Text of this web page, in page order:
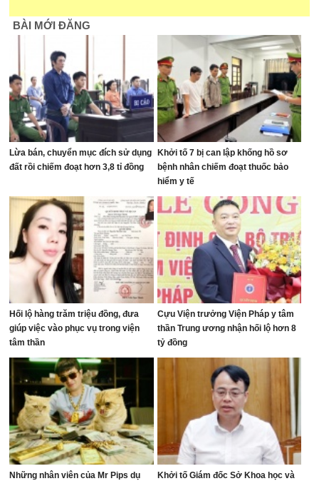
BÀI MỚI ĐĂNG
Lừa bán, chuyển mục đích sử dụng
đất rồi chiếm đoạt hơn 3,8 tỉ đồng
Khởi tố 7 bị can lập khống hồ sơ
bệnh nhân chiếm đoạt thuốc bảo
hiểm y tế
Hối lộ hàng trăm triệu đồng, đưa
giúp việc vào phục vụ trong viện
tâm thần
Cựu Viện trưởng Viện Pháp y tâm
thần Trung ương nhận hối lộ hơn 8
tỷ đồng
Những nhân viên của Mr Pips dụ
Khởi tố Giám đốc Sở Khoa học và